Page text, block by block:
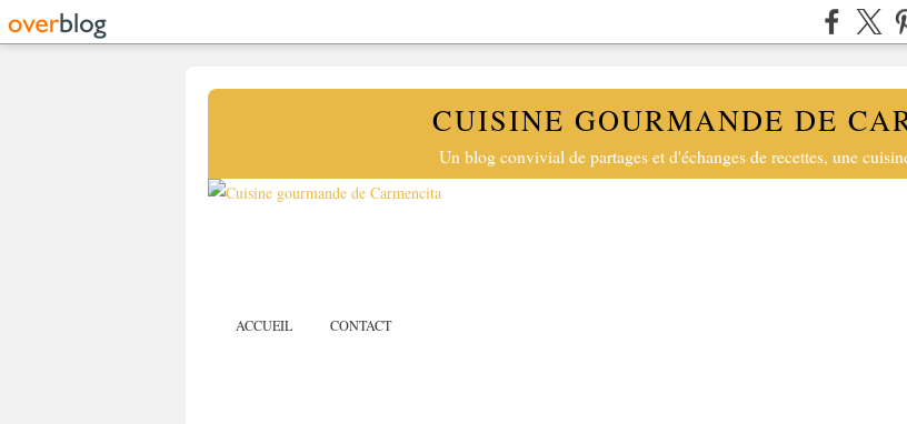
CUISINE GOURMANDE DE
Un blog convivial de partages et d'échanges de recettes, une
ACCUEIL CONTACT